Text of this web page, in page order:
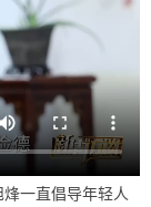
一直倡导年轻人